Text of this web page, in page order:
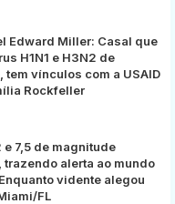
Edward Miller: Casal que
H1N1 e H3N2 de
tem vínculos com a USAID
Rockfeller
e 7,5 de magnitude
alerta ao mundo
vidente alegou
FL